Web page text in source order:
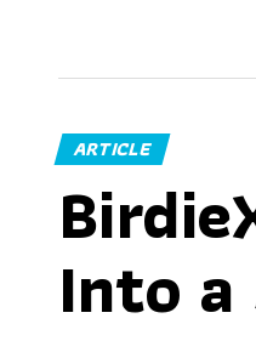
ARTICLE
Into a